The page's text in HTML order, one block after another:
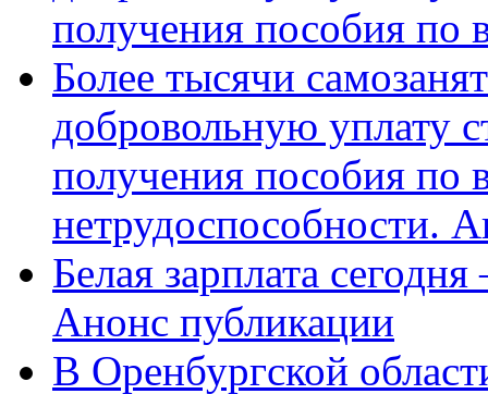
получения пособия по
Более тысячи
добровольную уплату
получения пособия по
нетрудоспособности.
Белая зарплата
Анонс публикации
В Оренбургской